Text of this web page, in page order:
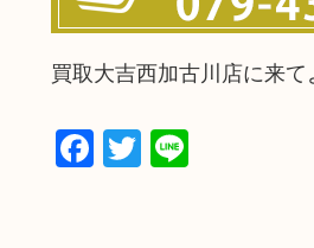
買取大吉西加古川店に来
Facebook
Twitter
Line